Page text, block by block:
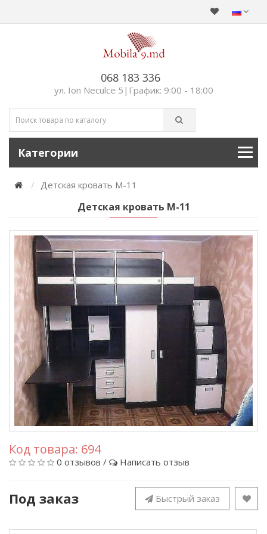
068 183 336
ул. Ion Neculce 5|График: 9:00 - 18:00
Категории
Детская кровать М-11
Детская кровать М-11
Код товара: 694
0 отзывов / Написать отзыв
Под заказ Быстрый заказ